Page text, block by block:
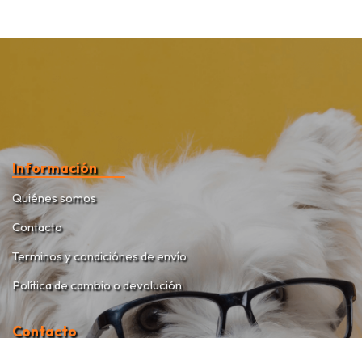
Información
Quiénes somos
Contacto
Terminos y condiciónes de envío
Política de cambio o devolución
Contacto